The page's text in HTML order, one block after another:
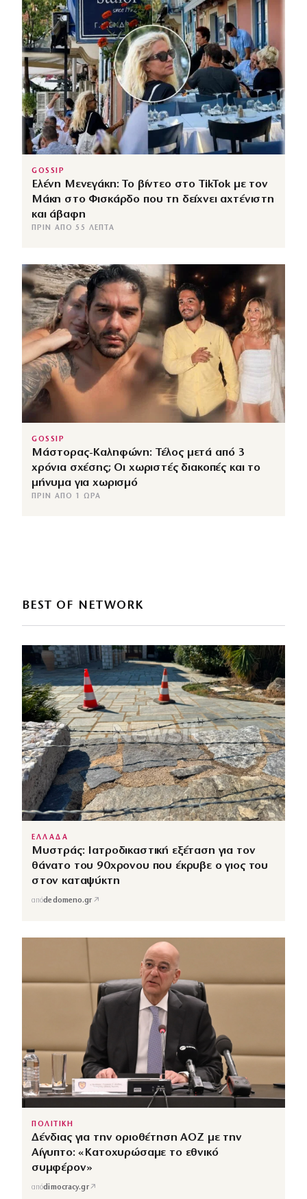
GOSSIP
Ελένη Μενεγάκη: Το βίντεο στο TikTok με τον
Μάκη στο Φισκάρδο που τη δείχνει αχτένιστη
και άβαφη
ΠΡΙΝ ΑΠΌ 55 ΛΕΠΤΆ
GOSSIP
Μάστορας-Καληφώνη: Τέλος μετά από 3
χρόνια σχέσης; Οι χωριστές διακοπές και το
μήνυμα για χωρισμό
ΠΡΙΝ ΑΠΌ 1 ΏΡΑ
BEST OF NETWORK
ΕΛΛΑΔΑ
Μυστράς: Ιατροδικαστική εξέταση για τον
θάνατο του 90χρονου που έκρυβε ο γιος του
στον καταψύκτη
απόdedomeno.gr ↗
ΠΟΛΙΤΙΚΗ
Δένδιας για την οριοθέτηση ΑΟΖ με την
Αίγυπτο: «Κατοχυρώσαμε το εθνικό
συμφέρον»
απόdimocracy.gr↗